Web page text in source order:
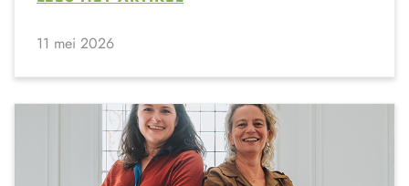
11 mei 2026